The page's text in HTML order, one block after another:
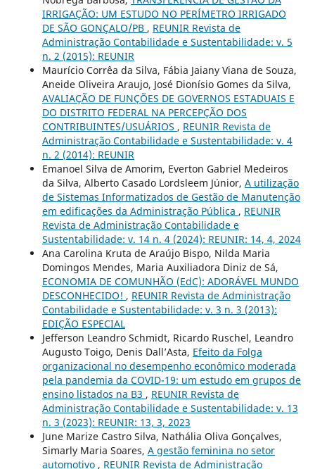
IRRIGAÇÃO: UM ESTUDO NO PERÍMETRO IRRIGADO
DE SÃO GONÇALO/PB , REUNIR Revista de
Administração Contabilidade e Sustentabilidade: v. 5
n. 2 (2015): REUNIR
Maurício Corrêa da Silva, Fábia Jaiany Viana de Souza,
Aneide Oliveira Araujo, José Dionísio Gomes da Silva,
AVALIAÇÃO DE FUNÇÕES DE GOVERNOS ESTADUAIS E
DO DISTRITO FEDERAL NA PERCEPÇÃO DOS
CONTRIBUINTES/USUÁRIOS , REUNIR Revista de
Administração Contabilidade e Sustentabilidade: v. 4
n. 2 (2014): REUNIR
Emanoel Silva de Amorim, Everton Gabriel Medeiros
da Silva, Alberto Casado Lordsleem Júnior, A utilização
de Sistemas Informatizados de Gestão de Manutenção
em edificações da Administração Pública , REUNIR
Revista de Administração Contabilidade e
Sustentabilidade: v. 14 n. 4 (2024): REUNIR: 14, 4, 2024
Ana Carolina Kruta de Araújo Bispo, Nilda Maria
Domingos Mendes, Maria Auxiliadora Diniz de Sá,
ECONOMIA DE COMUNHÃO (EdC): ADORÁVEL MUNDO
DESCONHECIDO! , REUNIR Revista de Administração
Contabilidade e Sustentabilidade: v. 3 n. 3 (2013):
EDIÇÃO ESPECIAL
Jefferson Leandro Schmidt, Ricardo Ruschel, Leandro
Augusto Toigo, Denis Dall’Asta, Efeito da Folga
organizacional no desempenho econômico moderada
pela pandemia da COVID-19: um estudo em grupos de
ensino listados na B3 , REUNIR Revista de
Administração Contabilidade e Sustentabilidade: v. 13
n. 3 (2023): REUNIR: 13, 3, 2023
June Marize Castro Silva, Nathália Oliva Gonçalves,
Simarly Maria Soares, A gestão feminina no setor
automotivo , REUNIR Revista de Administração